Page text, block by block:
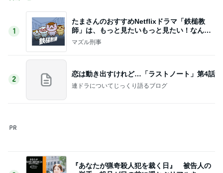
3
『あなたが猟奇殺人犯を裁く日』 被告人の
一挙手一投足が目の前に浮かぶリアルさ
むぅびぃ・とりっぷ
4
スペインバスクからこんにちは！診療日記＆
日常エピソード106
水谷孝のブログ「つれづれなるままに」
5
このジャンルの記事をもっと見る